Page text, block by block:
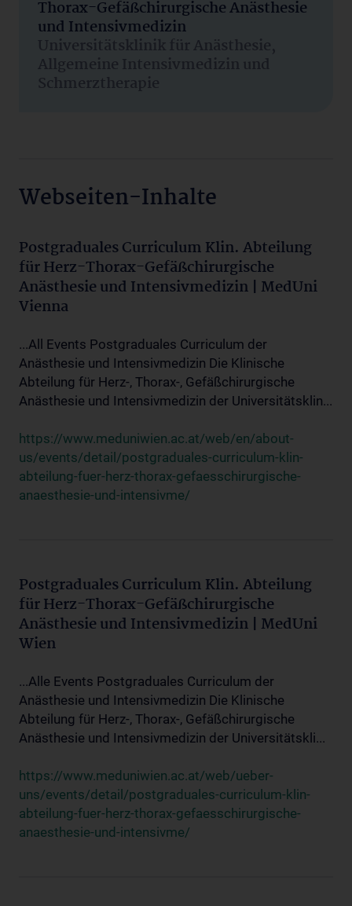
Thorax-Gefäßchirurgische Anästhesie
und Intensivmedizin
Universitätsklinik für Anästhesie,
Allgemeine Intensivmedizin und
Schmerztherapie
Webseiten-Inhalte
Postgraduales Curriculum Klin. Abteilung
für Herz-Thorax-Gefäßchirurgische
Anästhesie und Intensivmedizin | MedUni
Vienna
...All Events Postgraduales Curriculum der
Anästhesie und Intensivmedizin Die Klinische
Abteilung für Herz-, Thorax-, Gefäßchirurgische
Anästhesie und Intensivmedizin der Universitätsklin...
https://www.meduniwien.ac.at/web/en/about-
us/events/detail/postgraduales-curriculum-klin-
abteilung-fuer-herz-thorax-gefaesschirurgische-
anaesthesie-und-intensivme/
Postgraduales Curriculum Klin. Abteilung
für Herz-Thorax-Gefäßchirurgische
Anästhesie und Intensivmedizin | MedUni
Wien
...Alle Events Postgraduales Curriculum der
Anästhesie und Intensivmedizin Die Klinische
Abteilung für Herz-, Thorax-, Gefäßchirurgische
Anästhesie und Intensivmedizin der Universitätskli...
https://www.meduniwien.ac.at/web/ueber-
uns/events/detail/postgraduales-curriculum-klin-
abteilung-fuer-herz-thorax-gefaesschirurgische-
anaesthesie-und-intensivme/